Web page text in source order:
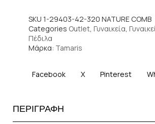
SKU 1-29403-42-320 NATURE COMB
Categories Outlet, Γυναικεία,
Πέδιλα
Μάρκα: Tamaris
Facebook X Pinterest
ΠΕΡΙΓΡΑΦΗ